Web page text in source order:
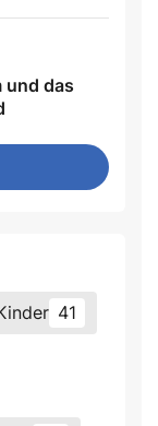
und das
41